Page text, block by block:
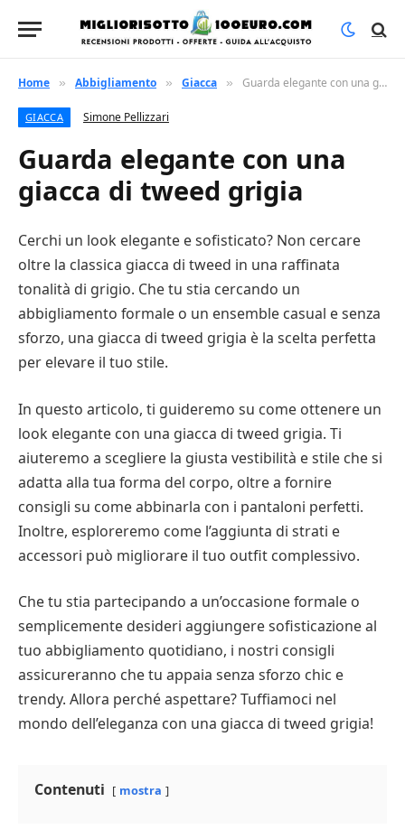
Home » Abbigliamento » Giacca » Guarda elegante con una giacca di tweed grigia
GIACCA Simone Pellizzari
Guarda elegante con una
giacca di tweed grigia
Cerchi un look elegante e sofisticato? Non cercare
oltre la classica giacca di tweed in una raffinata
tonalità di grigio. Che tu stia cercando un
abbigliamento formale o un ensemble casual e senza
sforzo, una giacca di tweed grigia è la scelta perfetta
per elevare il tuo stile.
In questo articolo, ti guideremo su come ottenere un
look elegante con una giacca di tweed grigia. Ti
aiuteremo a scegliere la giusta vestibilità e stile che si
adatta alla tua forma del corpo, oltre a fornire
consigli su come abbinarla con i pantaloni perfetti.
Inoltre, esploreremo come l’aggiunta di strati e
accessori può migliorare il tuo outfit complessivo.
Che tu stia partecipando a un’occasione formale o
semplicemente desideri aggiungere sofisticazione al
tuo abbigliamento quotidiano, i nostri consigli
assicureranno che tu appaia senza sforzo chic e
trendy. Allora perché aspettare? Tuffiamoci nel
mondo dell’eleganza con una giacca di tweed grigia!
Contenuti mostra